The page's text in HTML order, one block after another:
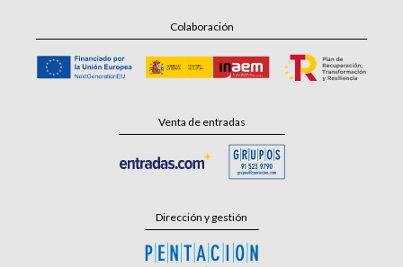
Colaboración
Venta de entradas
Dirección y gestión